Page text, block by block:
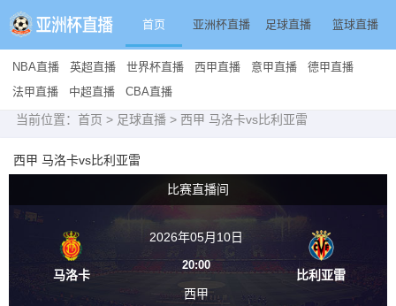
首页 亚洲杯直播 足球直播 篮球直播
NBA直播 英超直播 世界杯直播 西甲直播 意甲直播
德甲直播
法甲直播
中超直播 CBA直播
当前位置： 首页 > 足球直播 > 西甲 马洛卡vs比利亚雷
西甲 马洛卡vs比利亚雷
比赛直播间
马洛卡
2026年05月10日
20:00
西甲
比利亚雷